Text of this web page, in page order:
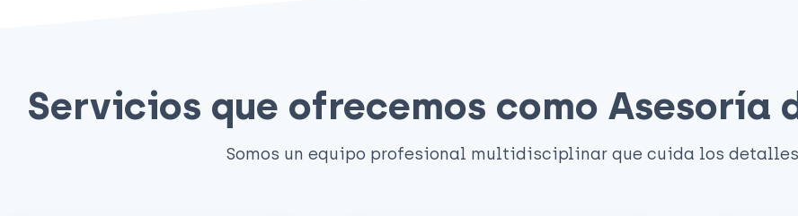
Servicios que ofrecemos como Asesoría
Somos un equipo profesional multidisciplinar que cuida los detalles